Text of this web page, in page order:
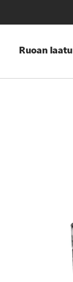
Ruoan laatu